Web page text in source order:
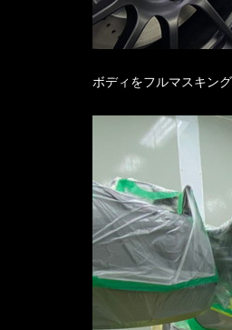
ボディをフルマスキン